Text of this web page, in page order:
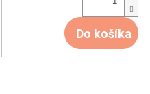
Do košíka